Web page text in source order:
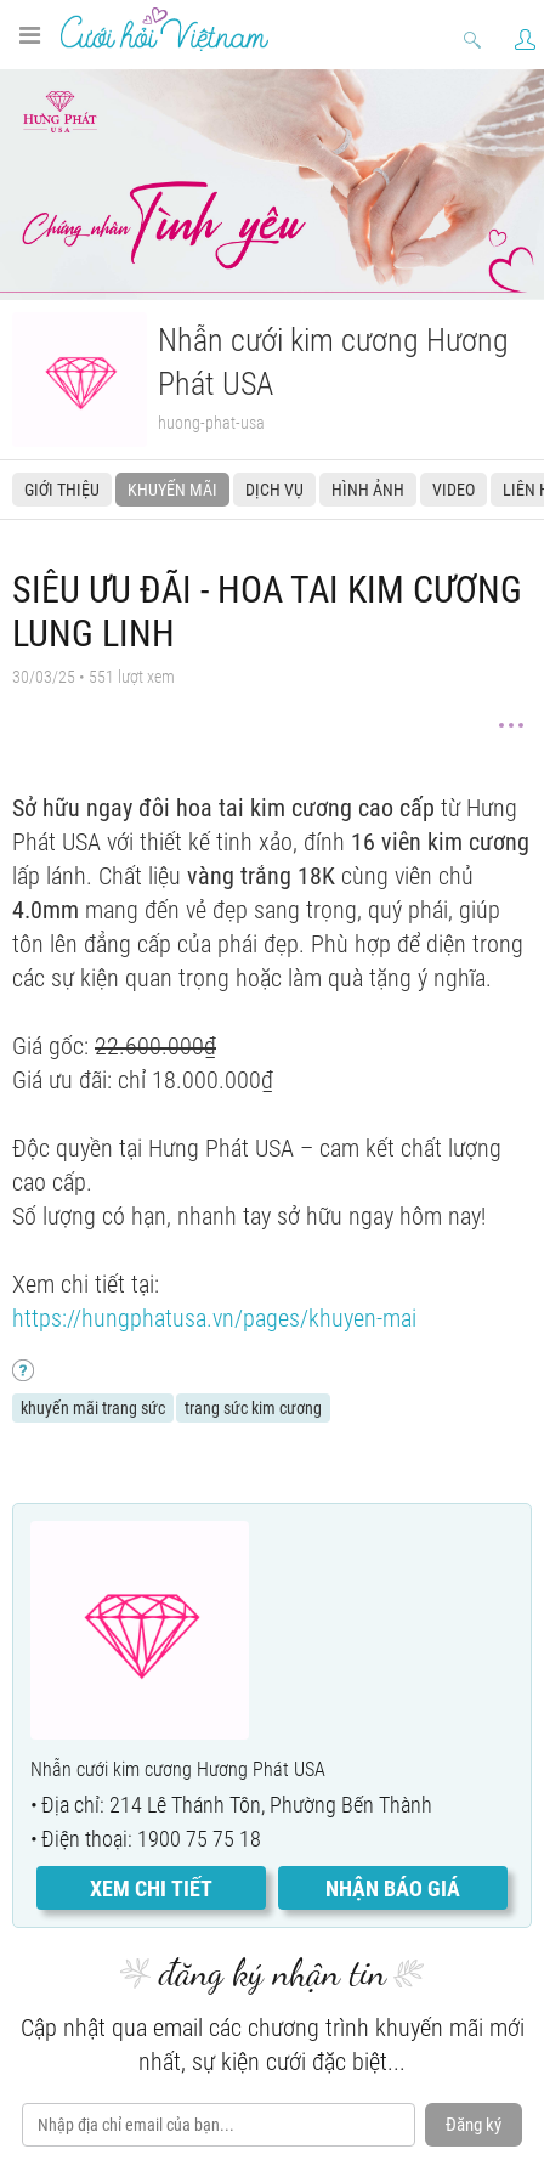
Nhẫn cưới kim cương Hương
Phát USA
huong-phat-usa
GIỚI THIỆU KHUYẾN MÃI DỊCH VỤ HÌNH ẢNH VIDEO LIÊN
SIÊU ƯU ĐÃI - HOA TAI KIM CƯƠNG
LUNG LINH
30/03/25 • 551 lượt xem
Sở hữu ngay đôi hoa tai kim cương cao cấp từ Hưng
Phát USA với thiết kế tinh xảo, đính 16 viên kim cương
lấp lánh. Chất liệu vàng trắng 18K cùng viên chủ
4.0mm mang đến vẻ đẹp sang trọng, quý phái, giúp
tôn lên đẳng cấp của phái đẹp. Phù hợp để diện trong
các sự kiện quan trọng hoặc làm quà tặng ý nghĩa.
Giá gốc: 22.600.000₫
Giá ưu đãi: chỉ 18.000.000₫
Độc quyền tại Hưng Phát USA – cam kết chất lượng
cao cấp.
Số lượng có hạn, nhanh tay sở hữu ngay hôm nay!
Xem chi tiết tại:
https://hungphatusa.vn/pages/khuyen-mai
khuyến mãi trang sức trang sức kim cương
Nhẫn cưới kim cương Hương Phát USA
Địa chỉ: 214 Lê Thánh Tôn, Phường Bến Thành
Điện thoại: 1900 75 75 18
XEM CHI TIẾT
NHẬN BÁO GIÁ
đăng ký nhận tin
Cập nhật qua email các chương trình khuyến mãi mới
nhất, sự kiện cưới đặc biệt...
Đăng ký